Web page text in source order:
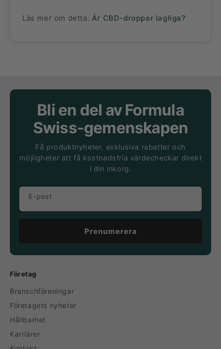
Läs mer om detta: Är CBD-droppar lagliga?
Bli en del av Formula
Swiss-gemenskapen
Få produktnyheter, exklusiva rabatter och
möjligheter att få kostnadsfria värdecheckar direkt
i din inkorg.
E-post
Prenumerera
Företag
Branschföreningar
Företagets nyheter
Hållbarhet
Karriärer